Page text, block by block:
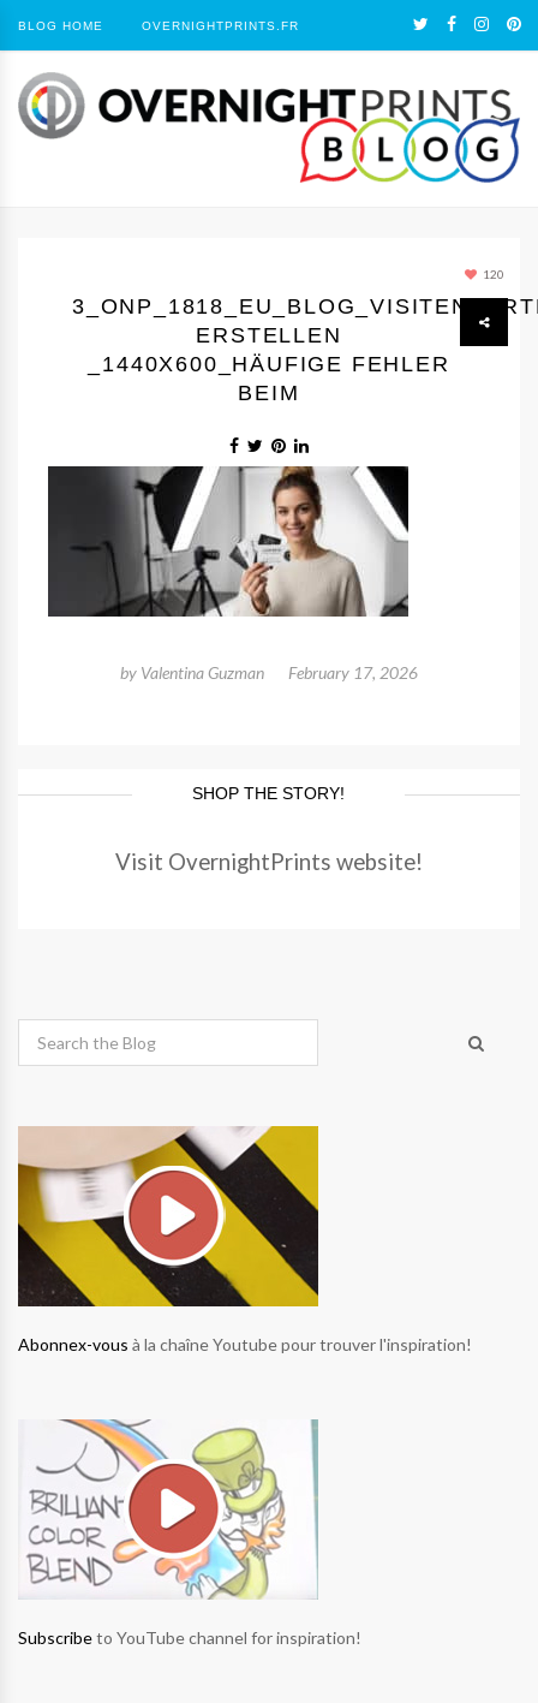
BLOG HOME OVERNIGHTPRINTS.FR
120
ERSTELLEN
_1440Х600_HÄUFIGE FEHLER
BEIM
by Valentina Guzman February 17, 2026
SHOP THE STORY!
Visit OvernightPrints website!
Abonnex-vous à la chaîne Youtube pour trouver l'inspiration!
Subscribeto YouTube channel for inspiration!